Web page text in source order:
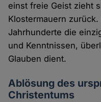
einst freie Geist zieht
Klostermauern
Jahrhunderte die
und Kenntnissen,
Glauben dient.
Ablösung des
Christentums